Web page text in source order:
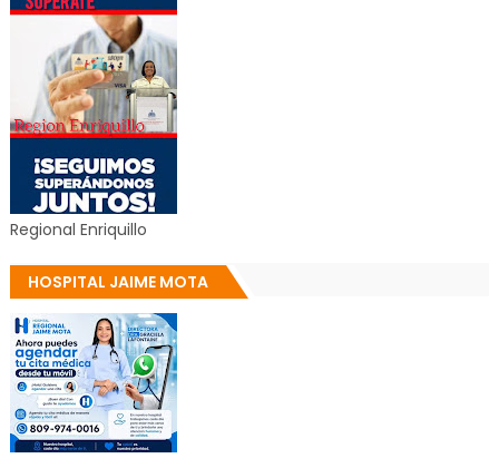
Regional Enriquillo
HOSPITAL JAIME MOTA